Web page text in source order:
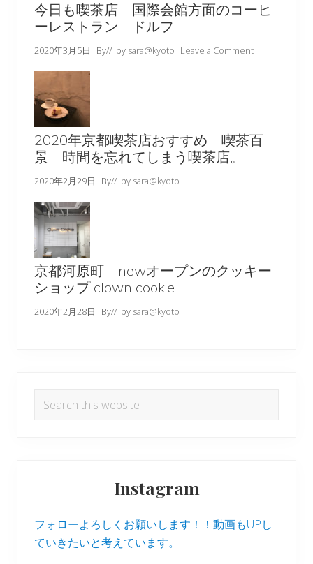
今日も喫茶店 国際会館方面のコーヒ
ーレストラン ドルフ
2020年3月5日 By// by sara@kyoto Leave a Comment
2020年京都喫茶店おすすめ 喫茶百
景 時間を忘れてしまう喫茶店。
2020年2月29日 By// by sara@kyoto
京都河原町 newオープンのクッキー
ショップ clown cookie
2020年2月28日 By// by sara@kyoto
Search
Instagram
フォローよろしくお願いします！！動画もUPし
ていきたいと考えています。